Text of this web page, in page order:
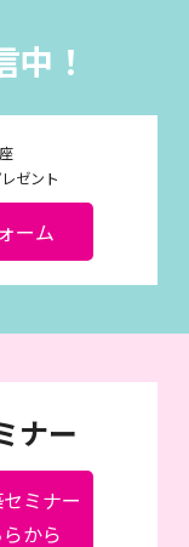
！
ゼント
ーム
ナー
ミナー
から